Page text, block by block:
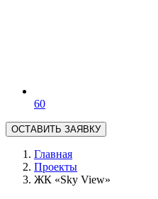
60
ОСТАВИТЬ ЗАЯВКУ
Главная
Проекты
ЖК «Sky View»